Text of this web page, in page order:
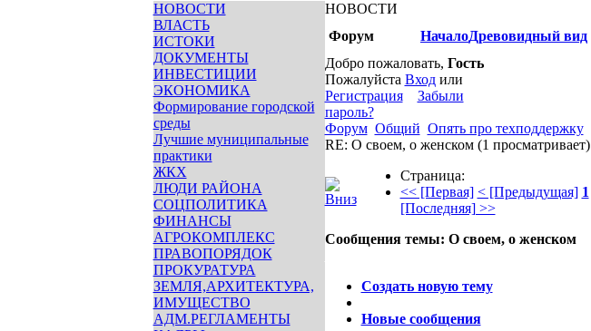
НОВОСТИ
ВЛАСТЬ
ИСТОКИ
ДОКУМЕНТЫ
ИНВЕСТИЦИИ
ЭКОНОМИКА
Формирование городской
среды
Лучшие муниципальные
практики
ЖКХ
ЛЮДИ РАЙОНА
СОЦПОЛИТИКА
ФИНАНСЫ
АГРОКОМПЛЕКС
ПРАВОПОРЯДОК
ПРОКУРАТУРА
ЗЕМЛЯ,АРХИТЕКТУРА,
ИМУЩЕСТВО
АДМ.РЕГЛАМЕНТЫ
НОВОСТИ
Форум
НачалоДревовидный вид
Добро пожаловать, Гость
Пожалуйста Входили
Регистрация
Забыли
пароль?
Форум Общий Опять про техподдержку
RE: О своем, о женском (1 просматривает)
Страница:
<< [Первая] < [Предыдущая] 1
[Последняя] >>
Сообщения темы: О своем, о женском
Создать новую тему
Новые сообщения